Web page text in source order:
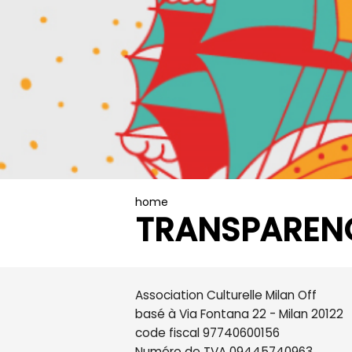
home
Association Culturelle Milan Off
basé à Via Fontana 22 - Milan 20122
code fiscal 97740600156